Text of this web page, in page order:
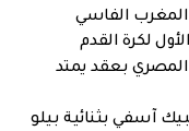
المغرب الفاسي
لكرة القدم
المصري بعقد يمتد
آسفي بثنائية بيلو